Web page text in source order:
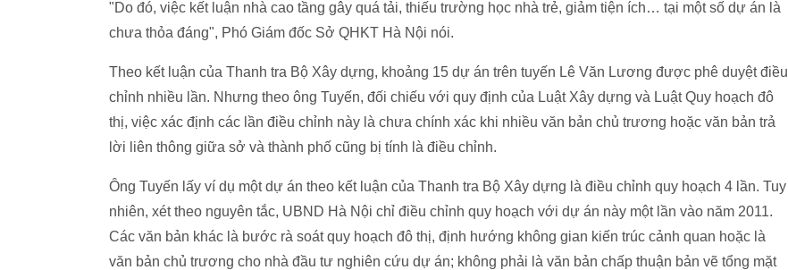
"Do đó, việc kết luận nhà cao tầng gây quá tải, thiếu trường học nhà trẻ, giảm tiện ích… tại một số dự án là
chưa thỏa đáng", Phó Giám đốc Sở QHKT Hà Nội nói.
Theo kết luận của Thanh tra Bộ Xây dựng, khoảng 15 dự án trên tuyến Lê Văn Lương được phê duyệt điều
chỉnh nhiều lần. Nhưng theo ông Tuyến, đối chiếu với quy định của Luật Xây dựng và Luật Quy hoạch đô
thị, việc xác định các lần điều chỉnh này là chưa chính xác khi nhiều văn bản chủ trương hoặc văn bản trả
lời liên thông giữa sở và thành phố cũng bị tính là điều chỉnh.
Ông Tuyến lấy ví dụ một dự án theo kết luận của Thanh tra Bộ Xây dựng là điều chỉnh quy hoạch 4 lần. Tuy
nhiên, xét theo nguyên tắc, UBND Hà Nội chỉ điều chỉnh quy hoạch với dự án này một lần vào năm 2011.
Các văn bản khác là bước rà soát quy hoạch đô thị, định hướng không gian kiến trúc cảnh quan hoặc là
văn bản chủ trương cho nhà đầu tư nghiên cứu dự án; không phải là văn bản chấp thuận bản vẽ tổng mặt